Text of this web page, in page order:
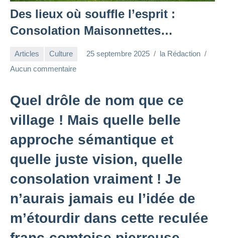
Des lieux où souffle l’esprit :
Consolation Maisonnettes…
Articles Culture 25 septembre 2025
la Rédaction
Aucun commentaire
Quel drôle de nom que ce
village ! Mais quelle belle
approche sémantique et
quelle juste vision, quelle
consolation vraiment ! Je
n’aurais jamais eu l’idée de
m’étourdir dans cette reculée